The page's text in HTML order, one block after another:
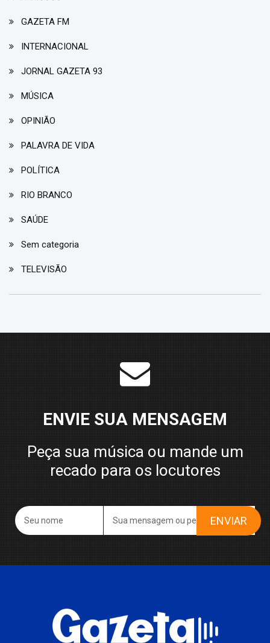
GAZETA FM
INTERNACIONAL
JORNAL GAZETA 93
MÚSICA
OPINIÃO
PALAVRA DE VIDA
POLÍTICA
RIO BRANCO
SAÚDE
Sem categoria
TELEVISÃO
ENVIE SUA MENSAGEM
Peça sua música ou mande um
recado para os locutores
ENVIAR